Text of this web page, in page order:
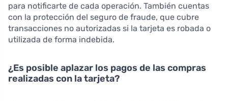
para notificarte de cada operación. También cuentas
con la protección del seguro de fraude, que cubre
transacciones no autorizadas si la tarjeta es robada o
utilizada de forma indebida.
¿Es posible aplazar los pagos de las compras
realizadas con la tarjeta?